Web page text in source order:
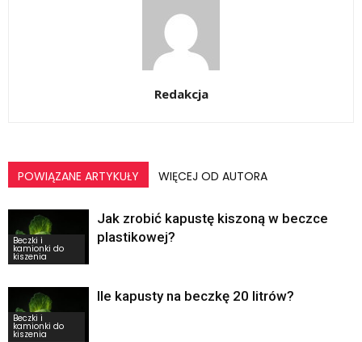
Redakcja
POWIĄZANE ARTYKUŁY WIĘCEJ OD AUTORA
Beczki i
kamionki do
kiszenia
Jak zrobić kapustę kiszoną w beczce
plastikowej?
Beczki i
kamionki do
kiszenia
Ile kapusty na beczkę 20 litrów?